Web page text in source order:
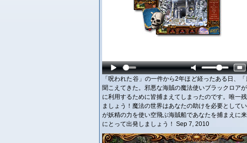
「呪われた谷」の一件から2年ほど経ったある日、
聞こえてきた。邪悪な海賊の魔法使いブラックロア
に利用するために皆捕まえてしまったのです。唯一
ましょう！魔法の世界はあなたの助けを必要として
が妖精の力を使い空飛ぶ海賊船であなたを捕まえに
にとって出発しましょう！ Sep 7, 2010